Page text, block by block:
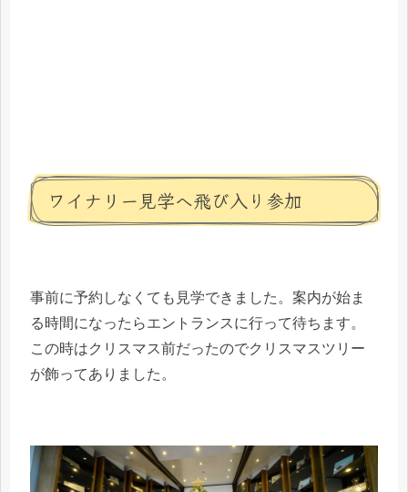
ワイナリー見学へ飛び入り参加
事前に予約しなくても見学できました。案内が始ま
る時間になったらエントランスに行って待ちます。
この時はクリスマス前だったのでクリスマスツリー
が飾ってありました。